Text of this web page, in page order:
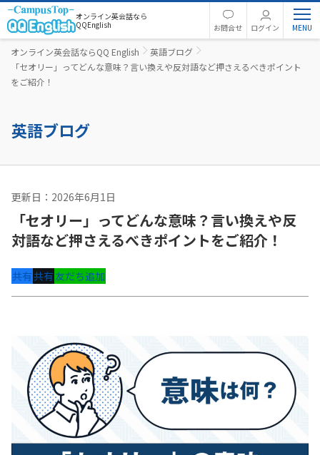
オンライン英会話なら
QQEnglish
お問合せ ログイン
オンライン英会話ならQQ English
英語ブログ
「セオリー」ってどんな意味？言い換えや反対語など押さえるべきポイント
をご紹介！
英語ブログ
更新日：2026年6月1日
「セオリー」ってどんな意味？言い換えや反
対語など押さえるべきポイントをご紹介！
共有共有友だち追加